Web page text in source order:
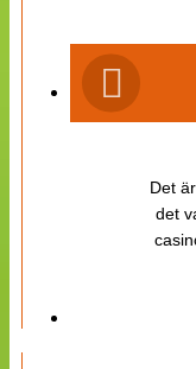
Det
det